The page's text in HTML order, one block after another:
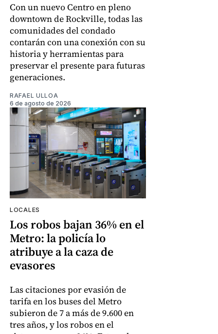
Con un nuevo Centro en pleno
downtown de Rockville, todas las
comunidades del condado
contarán con una conexión con su
historia y herramientas para
preservar el presente para futuras
generaciones.
RAFAEL ULLOA
6 de agosto de 2026
LOCALES
Los robos bajan 36% en el
Metro: la policía lo
atribuye a la caza de
evasores
Las citaciones por evasión de
tarifa en los buses del Metro
subieron de 7 a más de 9.600 en
tres años, y los robos en el